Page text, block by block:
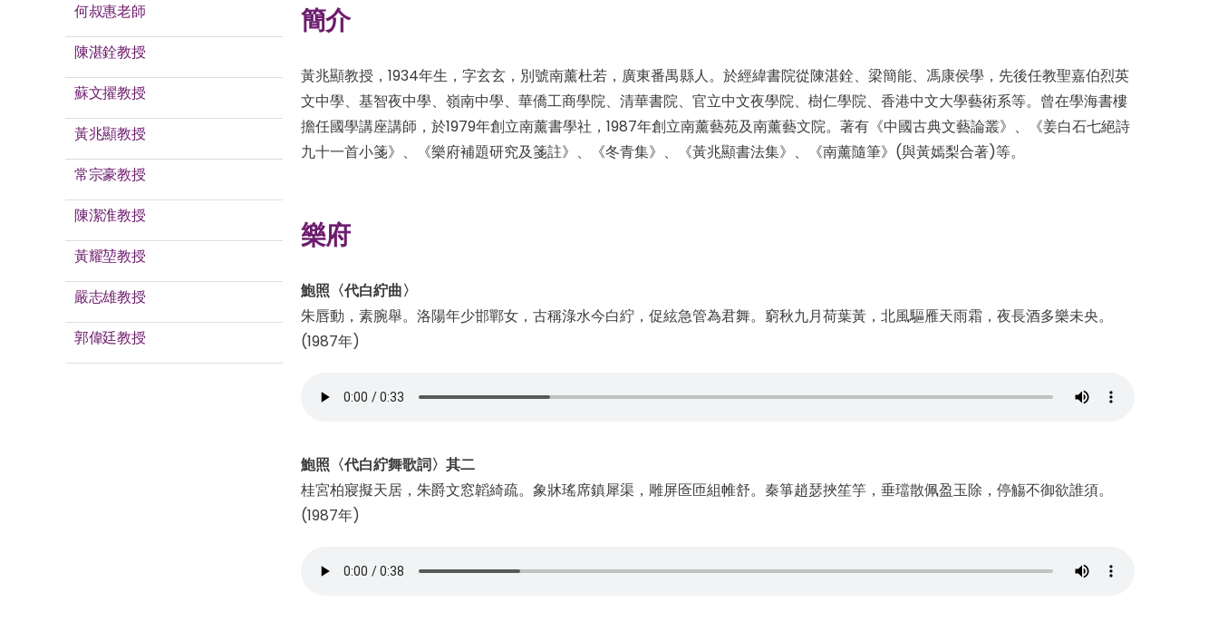
何叔惠老師
陳湛銓教授
蘇文擢教授
黃兆顯教授
常宗豪教授
陳潔淮教授
黃耀堃教授
嚴志雄教授
郭偉廷教授
簡介
黃兆顯教授，1934年生，字玄玄，別號南薰杜若，廣東番禺縣人。於經緯書院從陳湛銓、梁簡能、馮康侯學，先後任教聖嘉伯烈英
文中學、基智夜中學、嶺南中學、華僑工商學院、清華書院、官立中文夜學院、樹仁學院、香港中文大學藝術系等。曾在學海書樓
擔任國學講座講師，於1979年創立南薰書學社，1987年創立南薰藝苑及南薰藝文院。著有《中國古典文藝論叢》、《姜白石七絕詩
九十一首小箋》、《樂府補題研究及箋註》、《冬青集》、《黃兆顯書法集》、《南薰隨筆》(與黃嫣梨合著)等。
樂府
鮑照〈代白紵曲〉
朱唇動，素腕舉。洛陽年少邯鄲女，古稱淥水今白紵，促絃急管為君舞。窮秋九月荷葉黃，北風驅雁天雨霜，夜長酒多樂未央。
(1987年)
鮑照〈代白紵舞歌詞〉其二
桂宮柏寢擬天居，朱爵文窓韜綺疏。象牀瑤席鎮犀渠，雕屏匼匝組帷舒。秦箏趙瑟挾笙竽，垂璫散佩盈玉除，停觴不御欲誰須。
(1987年)